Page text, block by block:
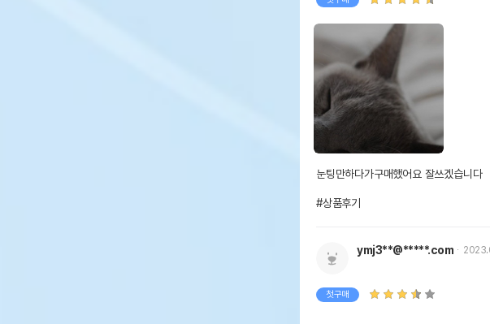
눈팅만하다가구매했어요 잘쓰겠습니다
#상품후기
ymj3**@*****.com
첫구매